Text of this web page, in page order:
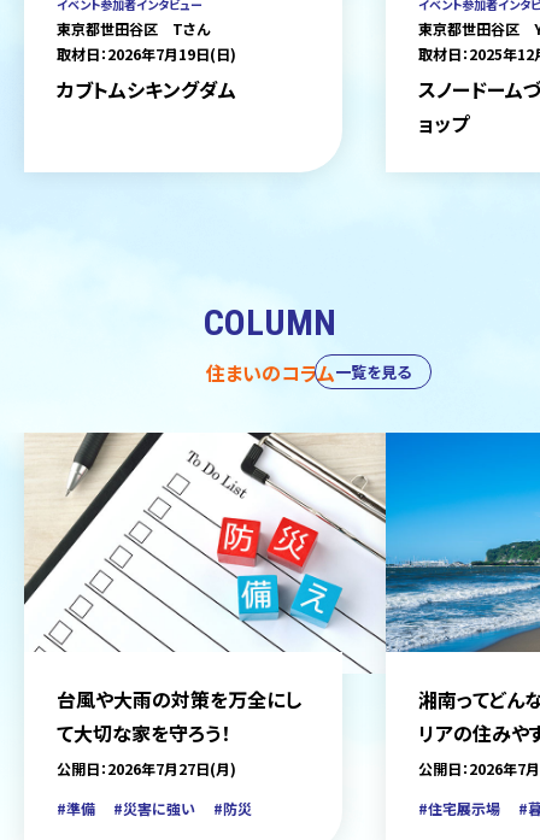
イベント参加者インタビュー
東京都世田谷区 Tさん
取材日：2026年7月19日(日)
カブトムシキングダム
イベント参加者インタ
東京都世田谷区
取材日：2025年
スノードーム
ョップ
COLUMN
住まいのコラム
台風や大雨の対策を万全にし
て大切な家を守ろう！
公開日：2026年7月27日(月)
#準備
#災害に強い #防災
湘南ってどん
リアの住みや
をご紹介
公開日：2026年7
#住宅展示場
#
一覧を見る